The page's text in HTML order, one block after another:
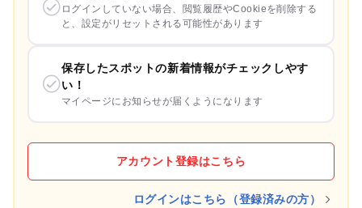
ログインしていない場合、閲覧履歴やCookieを削除する
と、設定がリセットされる可能性があります
保存したスポットの新着情報がチェックしやす
い！
マイページにお知らせが届くようになります
アカウント登録はこちら
ログインはこちら（登録済みの方）